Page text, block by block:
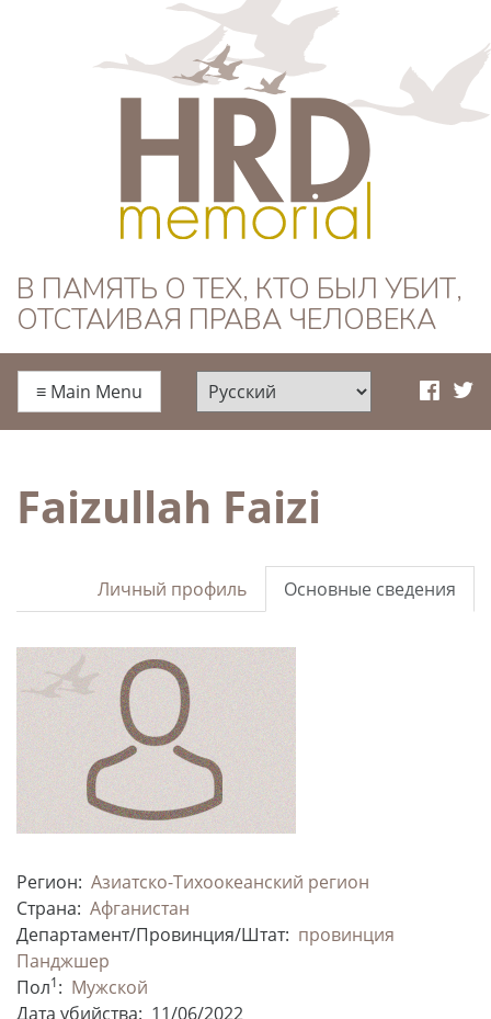
HRD Memorial —
Русский
В ПАМЯТЬ О ТЕХ, КТО БЫЛ УБИТ,
ОТСТАИВАЯ ПРАВА ЧЕЛОВЕКА
≡ Main Menu
Faizullah Faizi
Основные сведения
Личный профиль
Регион: Азиатско-Тихоокеанский регион
Страна: Афганистан
Департамент/Провинция/Штат: провинция
Панджшер
Пол1: Мужской
Дата убийства: 11/06/2022